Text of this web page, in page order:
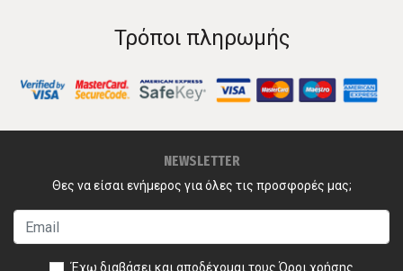
Τρόποι πληρωμής
NEWSLETTER
Θες να είσαι ενήμερος για όλες τις προσφορές μας;
Έχω διαβάσει και αποδέχομαι τους Όροι χρήσης